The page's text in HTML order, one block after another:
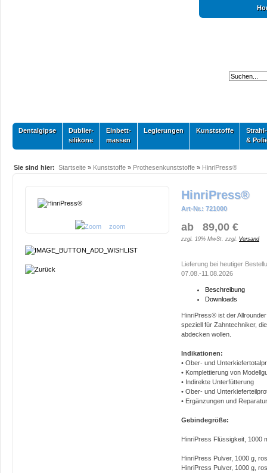
Dentalgipse
Dublier-
silikone
Einbett-
massen
Legierungen Kunststoffe
Strahl-
&
Sie sind hier: Startseite » Kunststoffe » Prothesenkunststoffe » HinriPress®
zoom
HinriPress®
Art-Nr.: 721000
ab 89,00 €
zzgl. 19% MwSt. zzgl. Versand
Lieferung bei heutiger
07.08.-11.08.2026
Beschreibung
Downloads
HinriPress® ist der
speziell für Zahntechniker,
abdecken wollen.
Indikationen:
• Ober- und
• Komplettierung von
• Indirekte Unterfütterung
• Ober- und
• Ergänzungen und
Gebindegröße:
HinriPress Flüssigkeit, 1000
HinriPress Pulver, 1000 g,
HinriPress Pulver, 1000 g,